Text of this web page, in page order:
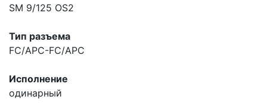
SM 9/125 OS2
Тип разъема
FC/APC-FC/APC
Исполнение
одинарный